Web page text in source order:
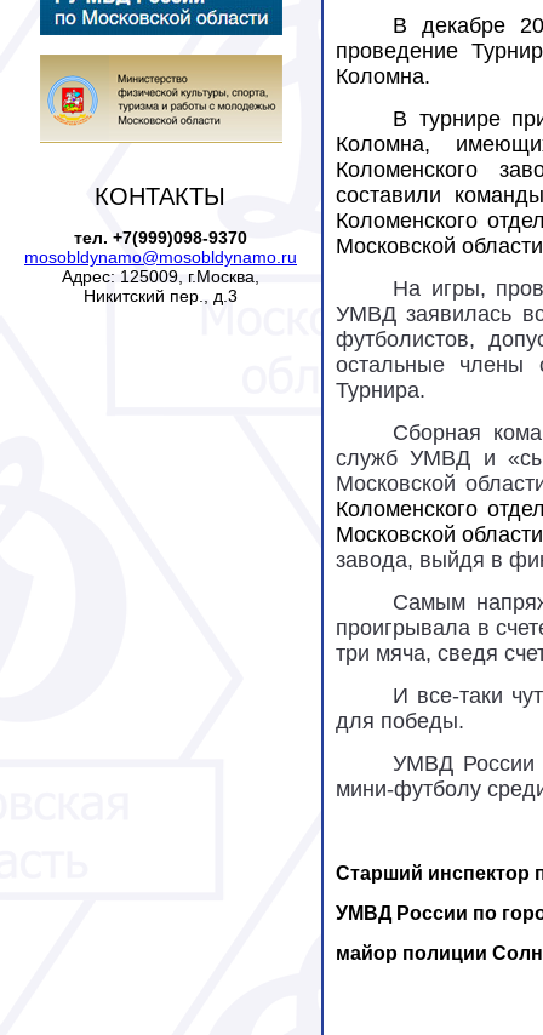
КОНТАКТЫ
тел. +7(999)098-9370
mosobldynamo@mosobldynamo.ru
Адрес: 125009, г.Москва,
Никитский пер., д.3
В декабре
проведение
Коломна.
В турнире
Коломна,
Коломенского
составили
Коломенского
Московской
На игры,
УМВД заявилась
футболистов,
остальные члены
Турнира.
Сборная
служб УМВД и
Московской
Коломенского
Московской
завода, выйдя в
Самым
проигрывала в
три мяча, сведя
И все-таки
для победы.
УМВД России
мини-футболу
Старший инспектор
УМВД России по
майор полиции